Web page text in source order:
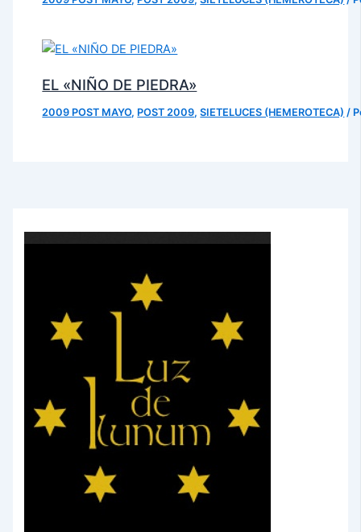
EL «NIÑO DE PIEDRA»
2009 POST MAYO, POST 2009,SIETELUCES (HEMEROTECA) /